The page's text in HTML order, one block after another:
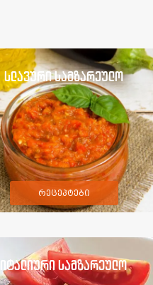
სლავური სამზარეულო
რეცეპტები
იტალიური სამზარეულო